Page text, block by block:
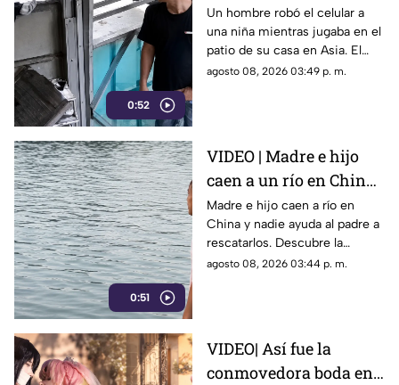
0:52
hombre roba el celular
a una niña en su propia
casa
Un hombre robó el celular a
una niña mientras jugaba en el
patio de su casa en Asia. El
video viral muestra cómo
agosto 08, 2026 03:49 p. m.
0:51
VIDEO | Madre e hijo
caen a un río en China
y nadie los ayuda por
esta indignante razón
Madre e hijo caen a río en
China y nadie ayuda al padre a
rescatarlos. Descubre la
polémica ley que castiga a los
agosto 08, 2026 03:44 p. m.
VIDEO| Así fue la
conmovedora boda en